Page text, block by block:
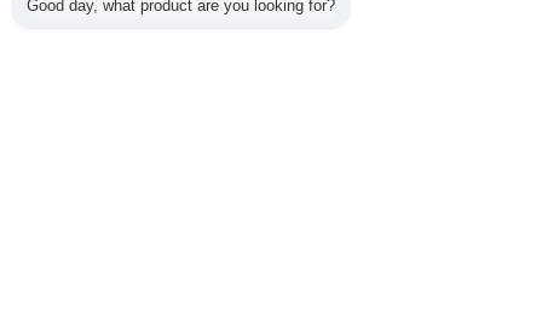
Good day, what product are you looking for?